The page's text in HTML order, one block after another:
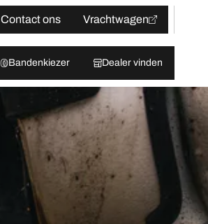
Contact ons
Vrachtwagen
Bandenkiezer Dealer vinden